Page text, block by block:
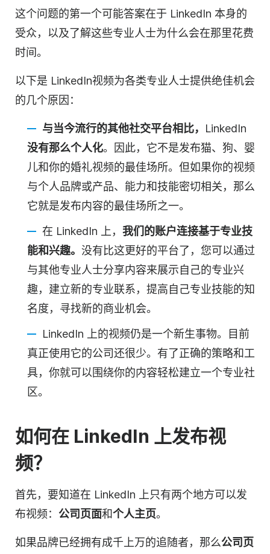
这个问题的第一个可能答案在于 LinkedIn 本身的
受众，以及了解这些专业人士为什么会在那里花费
时间。
以下是 LinkedIn视频为各类专业人士提供绝佳机会
的几个原因：
与当今流行的其他社交平台相比， LinkedIn
没有那么个人化。因此，它不是发布猫、狗、婴
儿和你的婚礼视频的最佳场所。但如果你的视频
与个人品牌或产品、能力和技能密切相关，那么
它就是发布内容的最佳场所之一。
在 LinkedIn 上， 我们的账户连接基于专业技
能和兴趣。 没有比这更好的平台了，您可以通过
与其他专业人士分享内容来展示自己的专业兴
趣，建立新的专业联系，提高自己专业技能的知
名度，寻找新的商业机会。
LinkedIn 上的视频仍是一个新生事物。目前
真正使用它的公司还很少。有了正确的策略和工
具，你就可以围绕你的内容轻松建立一个专业社
区。
如何在 LinkedIn 上发布视
频？
首先，要知道在 LinkedIn 上只有两个地方可以发
布视频： 公司页面和个人主页。
如果品牌已经拥有成千上万的追随者，那么公司页